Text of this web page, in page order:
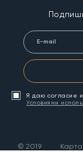
Я даю согласие
Условиями
©2019